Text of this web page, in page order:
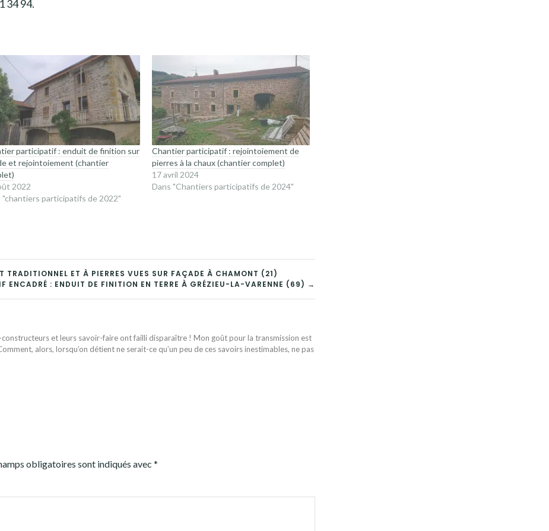
34 94.
participatif : enduit de finition sur
et rejointoiement (chantier
2022
"chantiers participatifs de 2022"
Chantier participatif : rejointoiement de
pierres à la chaux (chantier complet)
17 avril 2024
Dans "Chantiers participatifs de 2024"
ET À PIERRES VUES SUR FAÇADE À CHAMONT (21)
ENCADRÉ : ENDUIT DE FINITION EN TERRE À GRÉZIEU-LA-VARENNE (69) →
constructeurs et leurs savoir-faire ont failli disparaître ! Mon goût pour la transmission est
alors, lorsqu’on détient ne serait-ce qu’un peu de ces savoirs inestimables, ne pas
obligatoires sont indiqués avec *